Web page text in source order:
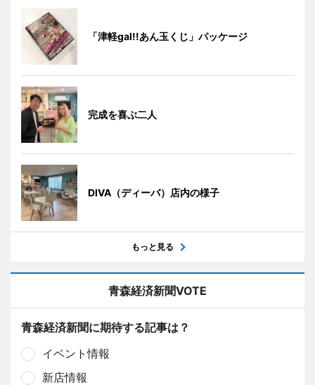
「津軽gal!!あん玉くじ」パッケージ
完成を喜ぶ二人
DIVA（ディーバ）店内の様子
もっと見る
青森経済新聞VOTE
青森経済新聞に期待する記事は？
イベント情報
新店情報